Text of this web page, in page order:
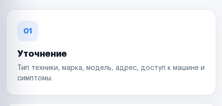
01
Уточнение
Тип техники, марка, модель, адрес, доступ к машине и
симптомы.